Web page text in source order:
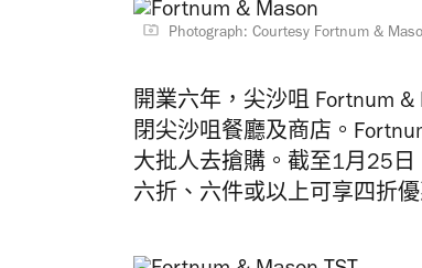
Photograph: Courtesy Fortnum &
開業六年，尖沙咀 Fortnum
閉尖沙咀餐廳及商店。
大批人去搶購。截至1月25
六折、六件或以上可享四折